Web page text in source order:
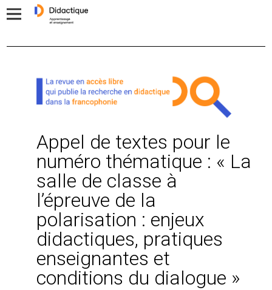
Appel de textes pour le
numéro thématique : « La
salle de classe à
l’épreuve de la
polarisation : enjeux
didactiques, pratiques
enseignantes et
conditions du dialogue »